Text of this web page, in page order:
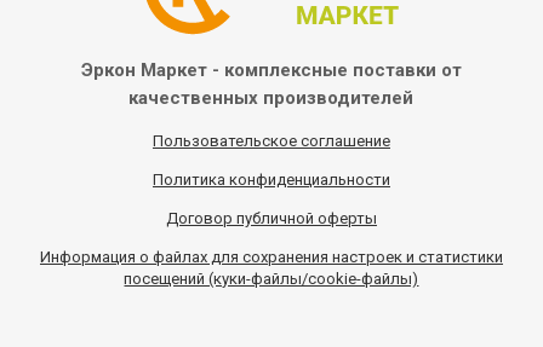
Эркон Маркет - комплексные поставки от
качественных производителей
Пользовательское соглашение
Политика конфиденциальности
Договор публичной оферты
Информация о файлах для сохранения настроек и статистики
посещений (куки-файлы/cookie-файлы)